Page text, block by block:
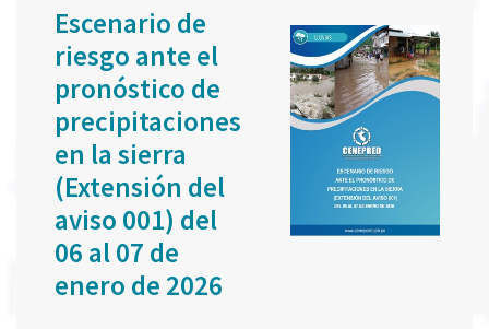
Escenario de
riesgo ante el
pronóstico de
precipitaciones
en la sierra
(Extensión del
aviso 001) del
06 al 07 de
enero de 2026